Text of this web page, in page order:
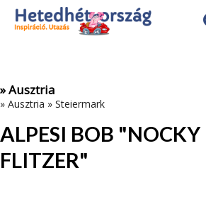
Az oldal sütiket (cookies) használ.
Adatvédelmi tájékoztató
» Ausztria
» Ausztria » Steiermark
ALPESI BOB "NOCKY
FLITZER"